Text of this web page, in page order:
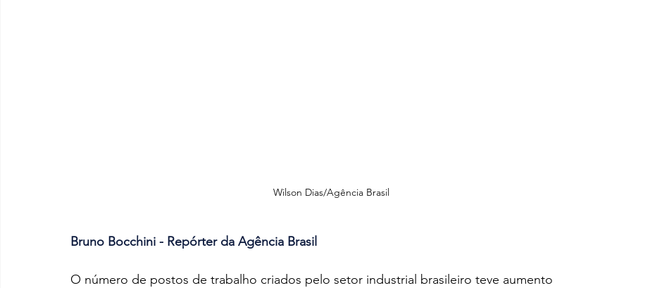
Wilson Dias/Agência Brasil
Bruno Bocchini - Repórter da Agência Brasil
O número de postos de trabalho criados pelo setor industrial brasileiro teve aumento